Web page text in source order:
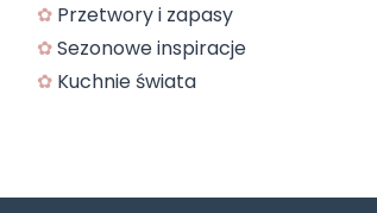
✿ Przetwory i zapasy
✿Sezonowe inspiracje
✿ Kuchnie świata